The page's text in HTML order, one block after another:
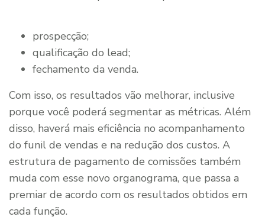
prospecção;
qualificação do lead;
fechamento da venda.
Com isso, os resultados vão melhorar, inclusive
porque você poderá segmentar as métricas. Além
disso, haverá mais eficiência no acompanhamento
do funil de vendas e na redução dos custos. A
estrutura de pagamento de comissões também
muda com esse novo organograma, que passa a
premiar de acordo com os resultados obtidos em
cada função.